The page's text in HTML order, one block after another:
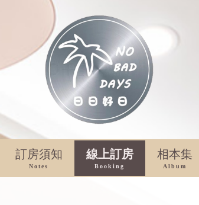
訂房須知
Notes
線上訂房
Booking
相本集
Album